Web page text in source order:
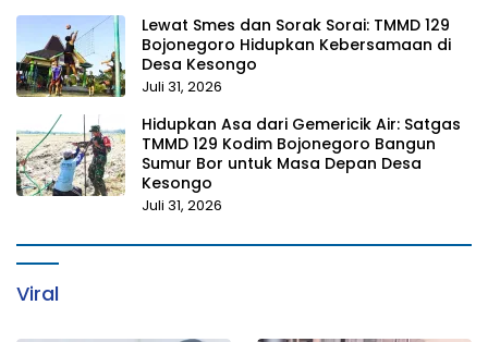
Lewat Smes dan Sorak Sorai: TMMD 129
Bojonegoro Hidupkan Kebersamaan di
Desa Kesongo
Juli 31, 2026
Hidupkan Asa dari Gemericik Air: Satgas
TMMD 129 Kodim Bojonegoro Bangun
Sumur Bor untuk Masa Depan Desa
Kesongo
Juli 31, 2026
Viral